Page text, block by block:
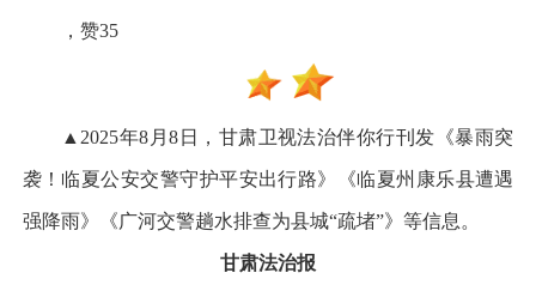
，赞35
▲2025年8月8日，甘肃卫视法治伴你行刊发《暴雨突
袭！临夏公安交警守护平安出行路》《临夏州康乐县遭遇
强降雨》《广河交警趟水排查为县城“疏堵”》等信息。
甘肃法治报